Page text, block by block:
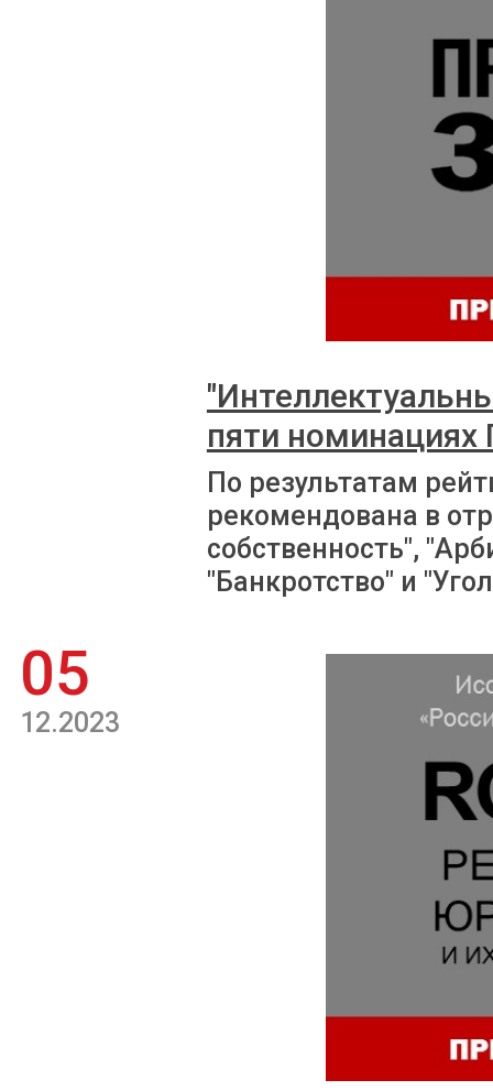
пяти номинациях
По результатам
рекомендована в
собственность",
"Банкротство" и
05
12.2023